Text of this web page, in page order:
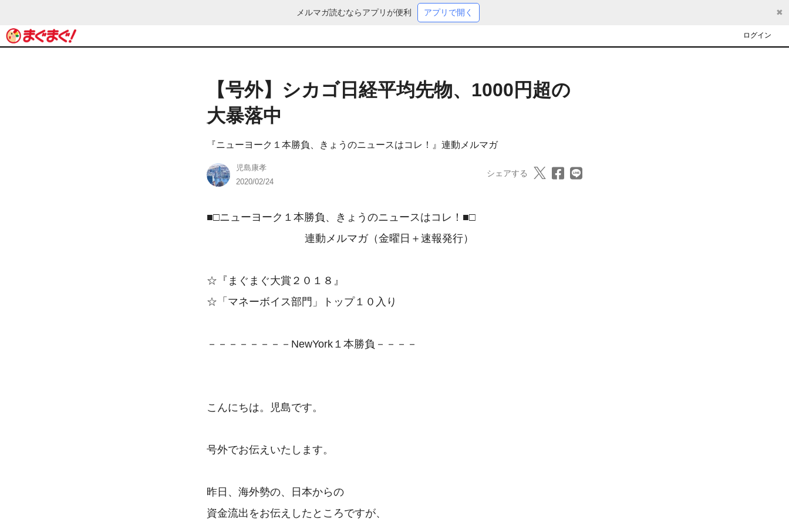
メルマガ読むならアプリが便利 アプリで開く ✖
ログイン
【号外】シカゴ日経平均先物、1000円超の
大暴落中
『ニューヨーク１本勝負、きょうのニュースはコレ！』連動メルマガ
児島康孝
2020/02/24
シェアする
■□ニューヨーク１本勝負、きょうのニュースはコレ！■□
連動メルマガ（金曜日＋速報発行）
☆『まぐまぐ大賞２０１８』
☆「マネーボイス部門」トップ１０入り
－－－－－－－－NewYork１本勝負－－－－
こんにちは。児島です。
号外でお伝えいたします。
昨日、海外勢の、日本からの